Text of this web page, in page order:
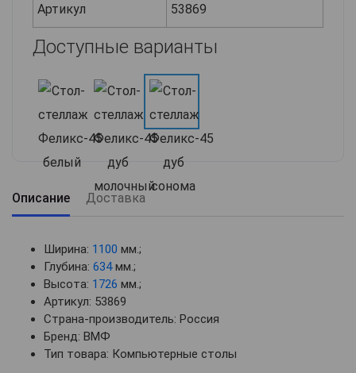
Артикул 53869
Доступные варианты
Описание Доставка
Ширина: 1100 мм.;
Глубина: 634мм.;
Высота: 1726 мм.;
Артикул: 53869
Страна-производитель: Россия
Бренд: ВМФ
Тип товара: Компьютерные столы